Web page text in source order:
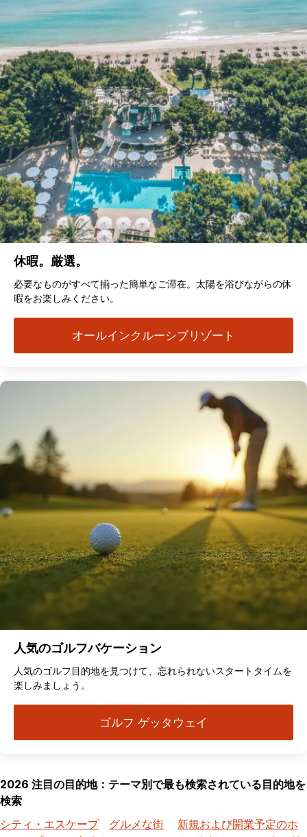
休暇。厳選。
必要なものがすべて揃った簡単なご滞在。太陽を浴びながらの休
暇をお楽しみください。
オールインクルーシブリゾート
人気のゴルフバケーション
人気のゴルフ目的地を見つけて、忘れられないスタートタイムを
楽しみましょう。
ゴルフ ゲッタウェイ
2026 注目の目的地：テーマ別で最も検索されている目的地を
検索
シティ・エスケープ
グルメな街
新規および開業予定のホ